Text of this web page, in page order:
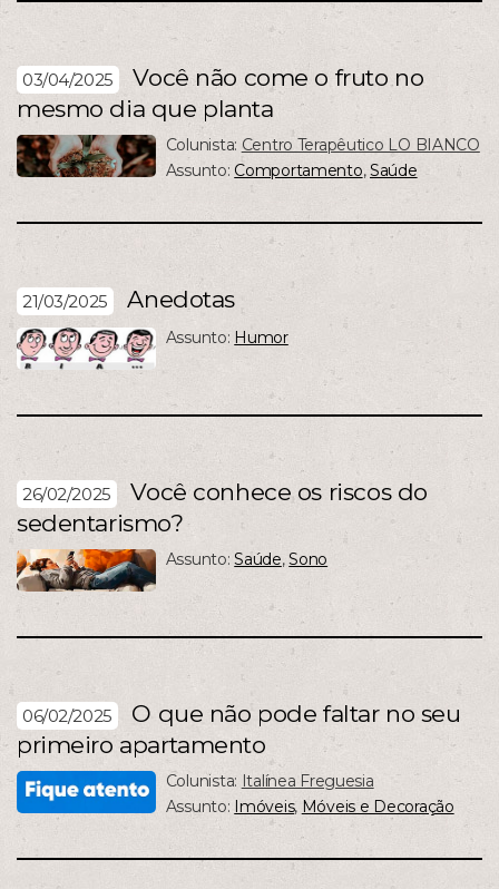
03/04/2025
Você não come o fruto no
mesmo dia que planta
Colunista: Centro Terapêutico LO BIANCO
Assunto: Comportamento,Saúde
21/03/2025 Anedotas
Assunto: Humor
26/02/2025
Você conhece os riscos do
sedentarismo?
Assunto:Saúde,Sono
06/02/2025
O que não pode faltar no seu
primeiro apartamento
Colunista: Italínea Freguesia
Assunto: Imóveis, Móveis e Decoração